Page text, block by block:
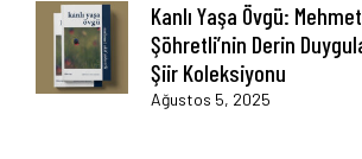
Kanlı Yaşa Övgü:
Şöhretli’nin Derin
Şiir Koleksiyonu
Ağustos 5, 2025